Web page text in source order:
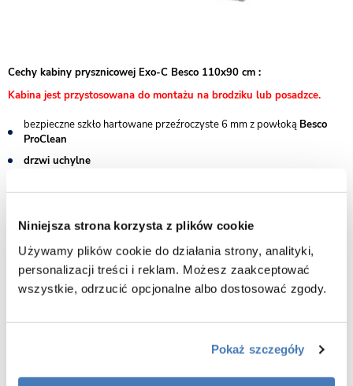
Niniejsza strona korzysta z plików cookie
Używamy plików cookie do działania strony, analityki,
personalizacji treści i reklam. Możesz zaakceptować
wszystkie, odrzucić opcjonalne albo dostosować zgody.
Pokaż szczegóły
Cechy kabiny prysznicowej Exo-C Besco 110x90 cm :
Kabina jest przystosowana do montażu na brodziku lub posadzce.
bezpieczne szkło hartowane przeźroczyste 6 mm z powłoką Besco
ProClean
drzwi uchylne
szerokość drzwi : 110 cm
regulacja przyścienna : 108 - 111 cm
szerokość ścianki bocznej: 90 cm
regulacja przyścienna : 87 - 89 cm
powłoka Besco ProClean w standardzie